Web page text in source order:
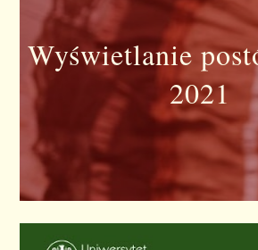
Wyświetlanie
2021